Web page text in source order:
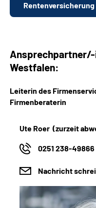
Rentenversicherung
Ansprechpartner/-
Westfalen:
Leiterin des
Firmenberaterin
Ute Roer (zurzeit
0251 238-49866
Nachricht